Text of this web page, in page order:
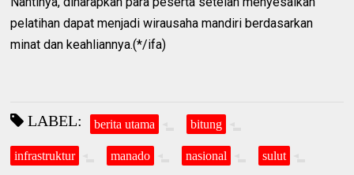
pelatihan dapat menjadi wirausaha mandiri berdasarkan
minat dan keahliannya.(*/ifa)
LABEL: berita utama bitung
infrastruktur manado nasional sulut